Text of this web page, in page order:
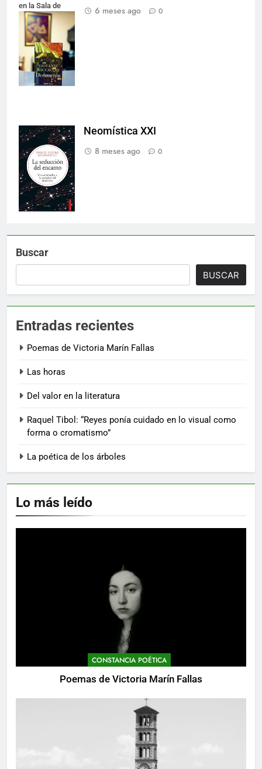
en la Sala de
Literatura.
Créditos de la
fotografía:
Nancy Lucio.
6 meses ago
0
Créditos de la
imagen a Herder
Editorial.
Neomística XXI
8 meses ago
0
Buscar
BUSCAR
Entradas recientes
Poemas de Victoria Marín Fallas
Las horas
Del valor en la literatura
Raquel Tibol: “Reyes ponía cuidado en lo visual como
forma o cromatismo”
La poética de los árboles
Lo más leído
CONSTANCIA POÉTICA
Poemas de Victoria Marín Fallas